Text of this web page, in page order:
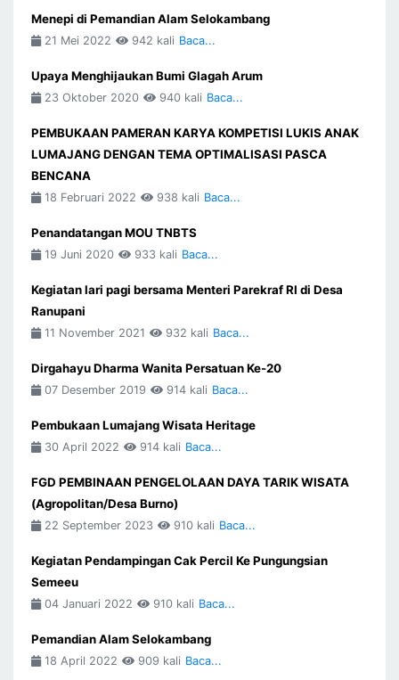
Menepi di Pemandian Alam Selokambang
21 Mei 2022 942 kali Baca...
Upaya Menghijaukan Bumi Glagah Arum
23 Oktober 2020 940 kali Baca...
PEMBUKAAN PAMERAN KARYA KOMPETISI LUKIS ANAK
LUMAJANG DENGAN TEMA OPTIMALISASI PASCA
BENCANA
18 Februari 2022 938 kali Baca...
Penandatangan MOU TNBTS
19 Juni 2020 933 kali Baca...
Kegiatan lari pagi bersama Menteri Parekraf RI di Desa
Ranupani
11 November 2021 932 kali Baca...
Dirgahayu Dharma Wanita Persatuan Ke-20
07 Desember 2019 914 kali Baca...
Pembukaan Lumajang Wisata Heritage
30 April 2022 914 kali Baca...
FGD PEMBINAAN PENGELOLAAN DAYA TARIK WISATA
(Agropolitan/Desa Burno)
22 September 2023 910 kali Baca...
Kegiatan Pendampingan Cak Percil Ke Pungungsian
Semeeu
04 Januari 2022 910 kali Baca...
Pemandian Alam Selokambang
18 April 2022 909 kali Baca...